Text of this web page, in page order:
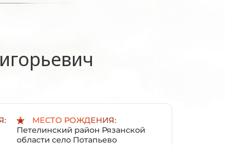
МЕСТО РОЖДЕНИЯ:
Петелинский район Рязанской
области село Потапьево